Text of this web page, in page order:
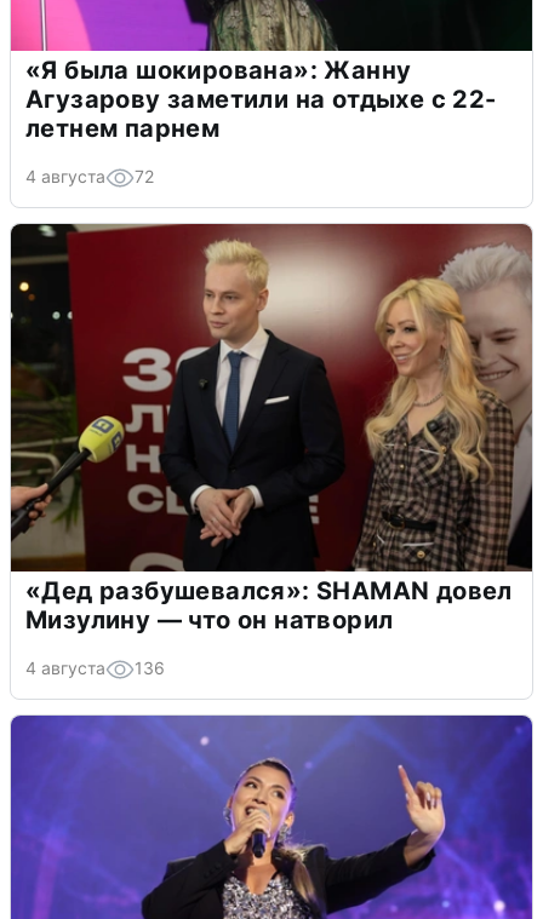
«Я была шокирована»: Жанну
Агузарову заметили на отдыхе с 22-
летнем парнем
4 августа 72
«Дед разбушевался»: SHAMAN довел
Мизулину — что он натворил
4 августа 136